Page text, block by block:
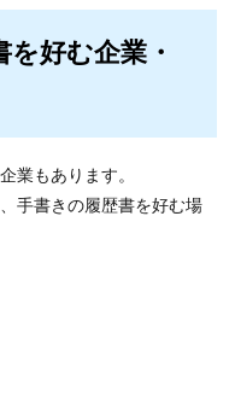
好む企業・
業もあります。
手書きの履歴書を好む場